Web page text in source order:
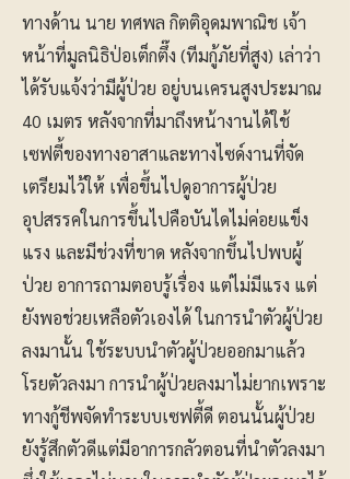
ทางด้าน นาย ทศพล กิตติอุดมพาณิช เจ้า
หน้าที่มูลนิธิป่อเต็กตึ๊ง (ทีมกู้ภัยที่สูง) เล่าว่า
ได้รับแจ้งว่ามีผู้ป่วย อยู่บนเครนสูงประมาณ
40 เมตร หลังจากที่มาถึงหน้างานได้ใช้
เซฟตี้ของทางอาสาและทางไซด์งานที่จัด
เตรียมไว้ให้ เพื่อขึ้นไปดูอาการผู้ป่วย
อุปสรรคในการขึ้นไปคือบันไดไม่ค่อยแข็ง
แรง และมีช่วงที่ขาด หลังจากขึ้นไปพบผู้
ป่วย อาการถามตอบรู้เรื่อง แต่ไม่มีแรง แต่
ยังพอช่วยเหลือตัวเองได้ ในการนำตัวผู้ป่วย
ลงมานั้น ใช้ระบบนำตัวผู้ป่วยออกมาแล้ว
โรยตัวลงมา การนำผู้ป่วยลงมาไม่ยากเพราะ
ทางกู้ชีพจัดทำระบบเซฟตี้ดี ตอนนั้นผู้ป่วย
ยังรู้สึกตัวดีแต่มีอาการกลัวตอนที่นำตัวลงมา